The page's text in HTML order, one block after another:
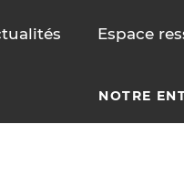
Espace
NOTRE